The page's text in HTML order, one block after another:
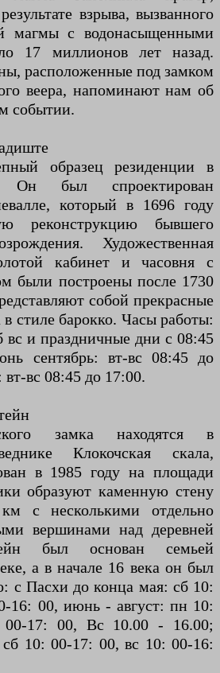
взрыва, вызванного
магмы с водонасыщенными
17 миллионов лет назад.
расположенные под замком
веера, напоминают нам об
событии.
образец резиденции в
Он был спроектирован
который в 1696 году
реконструкцию бывшего
Художественная
кабинет и часовня с
были построены после 1730
собой прекрасные
стиле барокко. Часы работы:
вс и праздничные дни с 08:45
сентябрь: вт-вс 08:45 до
вс 08:45 до 17:00.
замка находятся в
Клокочская скала,
в 1985 году на площади
образуют каменную стену
с несколькими отдельно
вершинами над деревней
был основан семьей
а в начале 16 века он был
с Пасхи до конца мая: сб 10:
16: 00, июнь - август: пн 10:
17: 00, Вс 10.00 - 16.00;
сб 10: 00-17: 00, вс 10: 00-16: